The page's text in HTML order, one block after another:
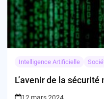
Intelligence Artificielle
L’avenir de la